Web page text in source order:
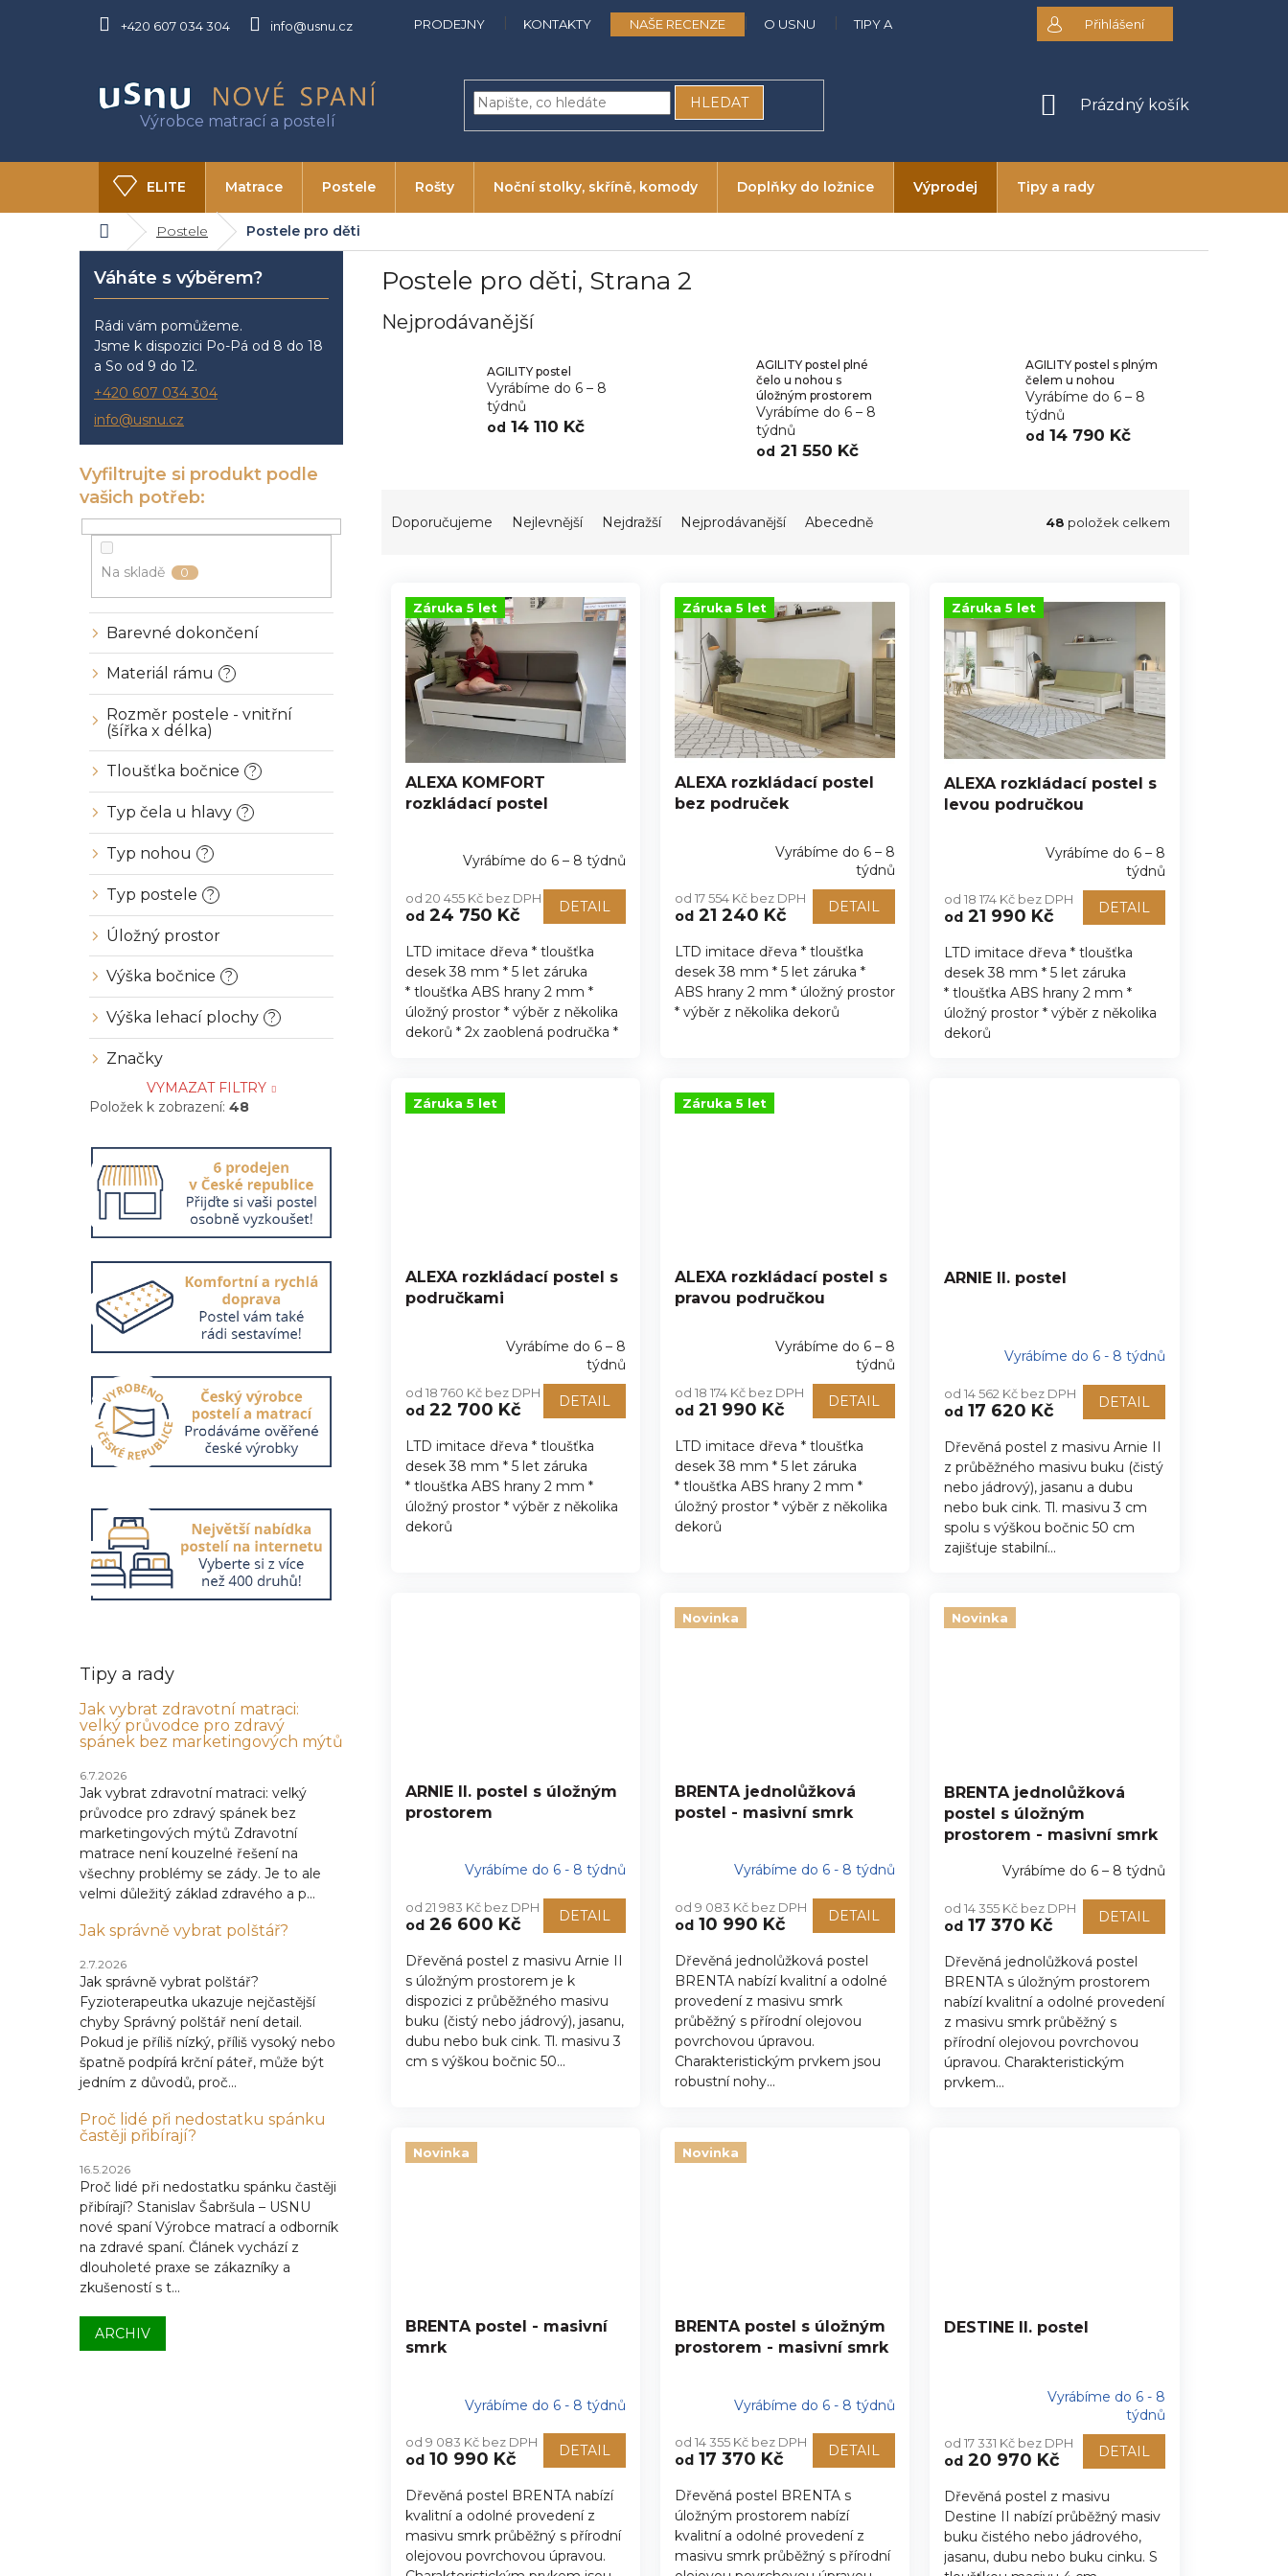
+420 607 034 304 info@usnu.cz PRODEJNY KONTAKTY NAŠE RECENZE O USNU TIPY A RADY DOPRAVA A PLATBA OBCHODNÍ PODMÍNKY
Přihlášení
HLEDAT
NÁKUPNÍ
Prázdný košík
ELITE Matrace Postele Rošty Noční stolky, skříně, komody Doplňky do ložnice Výprodej Tipy a rady
O USNU Kontakty
DomůPostele Postele pro děti
p
a
n
e
l
Váháte s výběrem?
Rádi vám pomůžeme.
Jsme k dispozici Po-Pá od 8 do 18
a So od 9 do 12.
+420 607 034 304
info@usnu.cz
Na skladě 0
Značky
Barevné dokončení
Materiál rámu ?
Rozměr postele - vnitřní
(šířka x délka)
Tloušťka bočnice ?
Typ čela u hlavy ?
Typ nohou ?
Typ postele ?
Úložný prostor
Výška bočnice ?
Výška lehací plochy ?
VYMAZAT FILTRY
Položek k zobrazení: 48
Tipy a rady
Jak vybrat zdravotní matraci:
velký průvodce pro zdravý
spánek bez marketingových mýtů
6.7.2026
Jak vybrat zdravotní matraci: velký
průvodce pro zdravý spánek bez
marketingových mýtů Zdravotní
matrace není kouzelné řešení na
všechny problémy se zády. Je to ale
velmi důležitý základ zdravého a p...
Jak správně vybrat polštář?
2.7.2026
Jak správně vybrat polštář?
Fyzioterapeutka ukazuje nejčastější
chyby Správný polštář není detail.
Pokud je příliš nízký, příliš vysoký nebo
špatně podpírá krční páteř, může být
jedním z důvodů, proč...
Proč lidé při nedostatku spánku
častěji přibírají?
16.5.2026
Proč lidé při nedostatku spánku častěji
přibírají? Stanislav Šabršula – USNU
nové spaní Výrobce matrací a odborník
na zdravé spaní. Článek vychází z
dlouholeté praxe se zákazníky a
zkušeností s t...
ARCHIV
Postele pro děti, Strana 2
Nejprodávanější
AGILITY postel
Vyrábíme do 6 – 8
týdnů
od 14 110 Kč
AGILITY postel plné
čelo u nohou s
úložným prostorem
Vyrábíme do 6 – 8
týdnů
od 21 550 Kč
AGILITY postel s plným
čelem u nohou
Vyrábíme do 6 – 8
týdnů
od 14 790 Kč
Doporučujeme Nejlevnější Nejdražší Nejprodávanější Abecedně 48 položek celkem
Záruka 5 let
ALEXA KOMFORT
rozkládací postel
Vyrábíme do 6 – 8 týdnů
od 20 455 Kč bez DPH
od 24 750 Kč DETAIL
LTD imitace dřeva * tloušťka
desek 38 mm * 5 let záruka
* tloušťka ABS hrany 2 mm *
úložný prostor * výběr z několika
dekorů * 2x zaoblená područka *
Záruka 5 let
ALEXA rozkládací postel
bez područek
produktu
je
z
5
hvězdiček.
Vyrábíme do 6 – 8
týdnů
od 17 554 Kč bez DPH
od21 240 Kč DETAIL
LTD imitace dřeva * tloušťka
desek 38 mm * 5 let záruka *
ABS hrany 2 mm * úložný prostor
* výběr z několika dekorů
Záruka 5 let
ALEXA rozkládací postel s
levou područkou
produktu
je
z
5
hvězdiček.
Vyrábíme do 6 – 8
týdnů
od 18 174 Kč bez DPH
od21 990 Kč DETAIL
LTD imitace dřeva * tloušťka
desek 38 mm * 5 let záruka
* tloušťka ABS hrany 2 mm *
úložný prostor * výběr z několika
dekorů
Záruka 5 let
ALEXA rozkládací postel s
područkami
produktu
je
z
5
hvězdiček.
Vyrábíme do 6 – 8
týdnů
od 18 760 Kč bez DPH
od 22 700 Kč DETAIL
LTD imitace dřeva * tloušťka
desek 38 mm * 5 let záruka
* tloušťka ABS hrany 2 mm *
úložný prostor * výběr z několika
dekorů
Záruka 5 let
ALEXA rozkládací postel s
pravou područkou
produktu
je
z
5
hvězdiček.
Vyrábíme do 6 – 8
týdnů
od 18 174 Kč bez DPH
od21 990 Kč DETAIL
LTD imitace dřeva * tloušťka
desek 38 mm * 5 let záruka
* tloušťka ABS hrany 2 mm *
úložný prostor * výběr z několika
dekorů
ARNIE II. postel
Vyrábíme do 6 - 8 týdnů
od 14 562 Kč bez DPH
od17 620 Kč DETAIL
Dřevěná postel z masivu Arnie II
z průběžného masivu buku (čistý
nebo jádrový), jasanu a dubu
nebo buk cink. Tl. masivu 3 cm
spolu s výškou bočnic 50 cm
zajišťuje stabilní...
ARNIE II. postel s úložným
prostorem
Vyrábíme do 6 - 8 týdnů
od 21 983 Kč bez DPH
od 26 600 Kč DETAIL
Dřevěná postel z masivu Arnie II
s úložným prostorem je k
dispozici z průběžného masivu
buku (čistý nebo jádrový), jasanu,
dubu nebo buk cink. Tl. masivu 3
cm s výškou bočnic 50...
Novinka
BRENTA jednolůžková
postel - masivní smrk
Vyrábíme do 6 - 8 týdnů
od 9 083 Kč bez DPH
od10 990 Kč DETAIL
Dřevěná jednolůžková postel
BRENTA nabízí kvalitní a odolné
provedení z masivu smrk
průběžný s přírodní olejovou
povrchovou úpravou.
Charakteristickým prvkem jsou
robustní nohy...
Novinka
BRENTA jednolůžková
postel s úložným
prostorem - masivní smrk
Vyrábíme do 6 – 8 týdnů
od 14 355 Kč bez DPH
od17 370 Kč DETAIL
Dřevěná jednolůžková postel
BRENTA s úložným prostorem
nabízí kvalitní a odolné provedení
z masivu smrk průběžný s
přírodní olejovou povrchovou
úpravou. Charakteristickým
prvkem...
Novinka
BRENTA postel - masivní
smrk
Vyrábíme do 6 - 8 týdnů
od 9 083 Kč bez DPH
od 10 990 Kč DETAIL
Dřevěná postel BRENTA nabízí
kvalitní a odolné provedení z
masivu smrk průběžný s přírodní
olejovou povrchovou úpravou.
Novinka
BRENTA postel s úložným
prostorem - masivní smrk
Vyrábíme do 6 - 8 týdnů
od 14 355 Kč bez DPH
od17 370 Kč DETAIL
Dřevěná postel BRENTA s
úložným prostorem nabízí
kvalitní a odolné provedení z
masivu smrk průběžný s přírodní
DESTINE II. postel
produktu
je
z
5
hvězdiček.
Vyrábíme do 6 - 8
týdnů
od 17 331 Kč bez DPH
od20 970 Kč DETAIL
Dřevěná postel z masivu
Destine II nabízí průběžný masiv
buku čistého nebo jádrového,
jasanu, dubu nebo buku cinku. S